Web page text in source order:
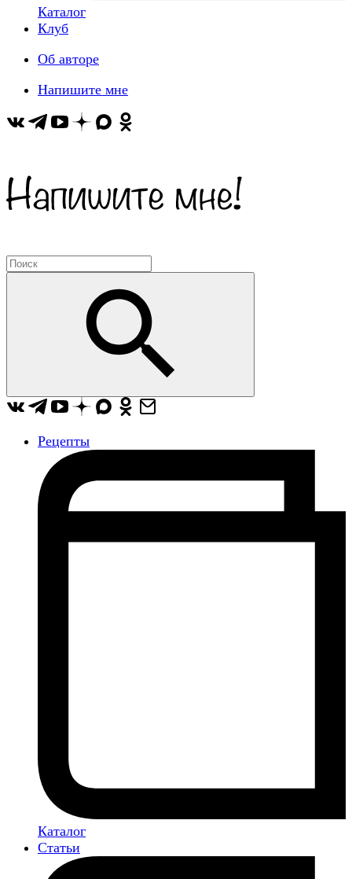
Каталог
Клуб
Об авторе
Напишите мне
Рецепты
Каталог
Статьи